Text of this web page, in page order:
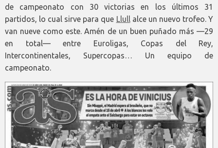
de campeonato con 30 victorias en los últimos 31
partidos, lo cual sirve para que Llullalce un nuevo trofeo. Y
van nueve como este. Amén de un buen puñado más —29
en total— entre Euroligas, Copas del Rey,
Intercontinentales, Supercopas… Un equipo de
campeonato.